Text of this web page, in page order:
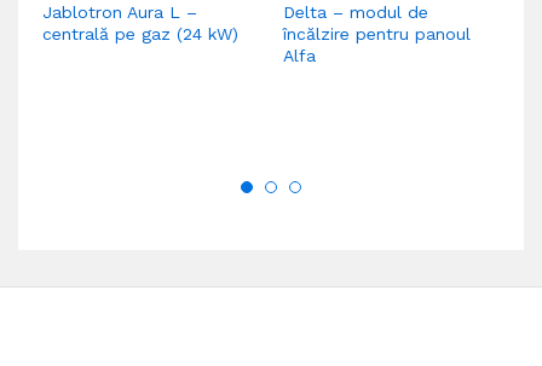
Jablotron Aura L –
centrală pe gaz (24 kW)
Delta – modul de
încălzire pentru panoul
Alfa